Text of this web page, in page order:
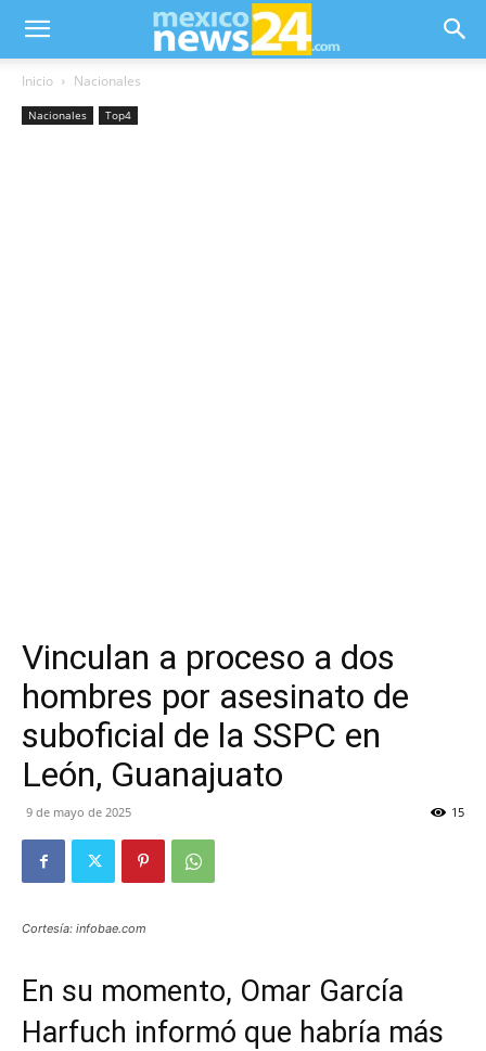
Inicio Nacionales
Nacionales Top4
Vinculan a proceso a dos
hombres por asesinato de
suboficial de la SSPC en
León, Guanajuato
9 de mayo de 2025 15
Cortesía: infobae.com
En su momento, Omar García
Harfuch informó que habría más